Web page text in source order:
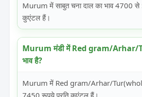
Murum में साबुत चना दाल का भाव 4700
कुएंटल हैं।
Murum मंडी में Red gram/Arhar/
भाव है?
Murum में Red gram/Arhar/
7450 रूपये प्रति कुएंटल हैं।